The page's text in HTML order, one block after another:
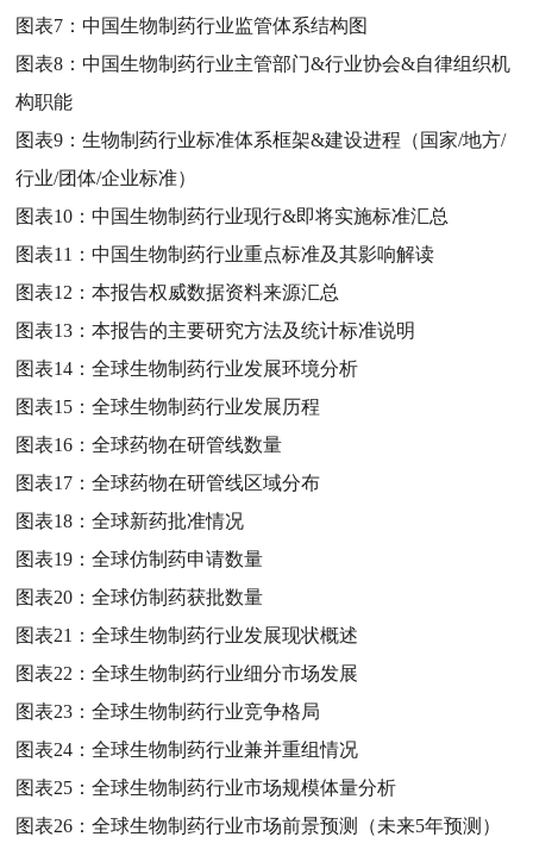
图表7：中国生物制药行业监管体系结构图
图表8：中国生物制药行业主管部门&行业协会&自律组织机
构职能
图表9：生物制药行业标准体系框架&建设进程（国家/地方/
行业/团体/企业标准）
图表10：中国生物制药行业现行&即将实施标准汇总
图表11：中国生物制药行业重点标准及其影响解读
图表12：本报告权威数据资料来源汇总
图表13：本报告的主要研究方法及统计标准说明
图表14：全球生物制药行业发展环境分析
图表15：全球生物制药行业发展历程
图表16：全球药物在研管线数量
图表17：全球药物在研管线区域分布
图表18：全球新药批准情况
图表19：全球仿制药申请数量
图表20：全球仿制药获批数量
图表21：全球生物制药行业发展现状概述
图表22：全球生物制药行业细分市场发展
图表23：全球生物制药行业竞争格局
图表24：全球生物制药行业兼并重组情况
图表25：全球生物制药行业市场规模体量分析
图表26：全球生物制药行业市场前景预测（未来5年预测）